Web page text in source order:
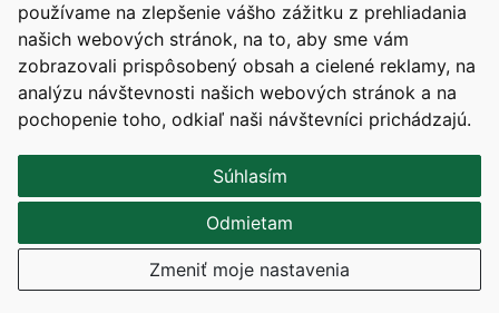
používame na zlepšenie vášho zážitku z prehliadania
našich webových stránok, na to, aby sme vám
zobrazovali prispôsobený obsah a cielené reklamy, na
analýzu návštevnosti našich webových stránok a na
pochopenie toho, odkiaľ naši návštevníci prichádzajú.
Súhlasím
Odmietam
Zmeniť moje nastavenia